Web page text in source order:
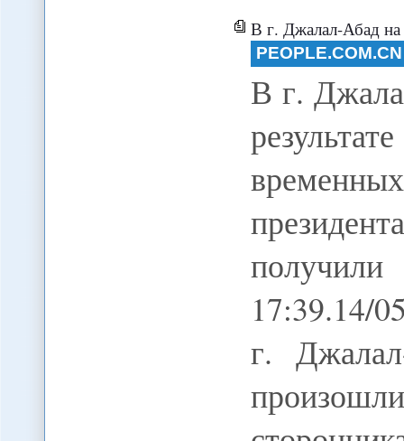
В г. Джалал-Абад на юге Кыргызстана в
PEOPLE.COM.CN
В г.
17:39.14/
г.